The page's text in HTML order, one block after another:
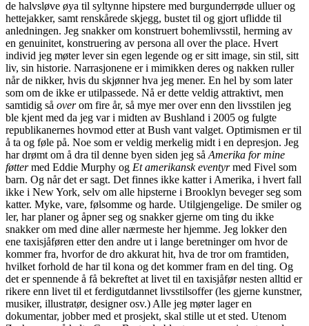
de halvsløve øya til syltynne hipstere med burgunderrøde ulluer og
hettejakker, samt renskårede skjegg, bustet til og gjort uflidde til
anledningen. Jeg snakker om konstruert bohemlivsstil, herming av
en genuinitet, konstruering av persona all over the place. Hvert
individ jeg møter lever sin egen legende og er sitt image, sin stil, sitt
liv, sin historie. Narrasjonene er i mimikken deres og nakken ruller
når de nikker, hvis du skjønner hva jeg mener. En hel by som later
som om de ikke er utilpassede. Nå er dette veldig attraktivt, men
samtidig så overom fire år, så mye mer over enn den livsstilen jeg
ble kjent med da jeg var i midten av Bushland i 2005 og fulgte
republikanernes hovmod etter at Bush vant valget. Optimismen er til
å ta og føle på. Noe som er veldig merkelig midt i en depresjon. Jeg
har drømt om å dra til denne byen siden jeg så Amerika for mine
føttermed Eddie Murphy og Et amerikansk eventyrmed Fivel som
barn. Og når det er sagt. Det finnes ikke katter i Amerika, i hvert fall
ikke i New York, selv om alle hipsterne i Brooklyn beveger seg som
katter. Myke, vare, følsomme og harde. Utilgjengelige. De smiler og
ler, har planer og åpner seg og snakker gjerne om ting du ikke
snakker om med dine aller nærmeste her hjemme. Jeg lokker den
ene taxisjåføren etter den andre ut i lange beretninger om hvor de
kommer fra, hvorfor de dro akkurat hit, hva de tror om framtiden,
hvilket forhold de har til kona og det kommer fram en del ting. Og
det er spennende å få bekreftet at livet til en taxisjåfør nesten alltid er
rikere enn livet til et ferdigutdannet livsstilsoffer (les gjerne kunstner,
musiker, illustratør, designer osv.) Alle jeg møter lager en
dokumentar, jobber med et prosjekt, skal stille ut et sted. Utenom